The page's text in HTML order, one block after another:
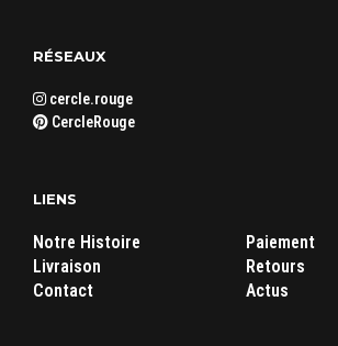
RÉSEAUX
cercle.rouge
CercleRouge
LIENS
Notre Histoire
Livraison
Contact
Paiement
Retours
Actus